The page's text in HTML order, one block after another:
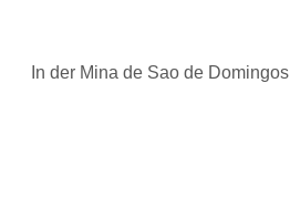
In der Mina de Sao de Domingos